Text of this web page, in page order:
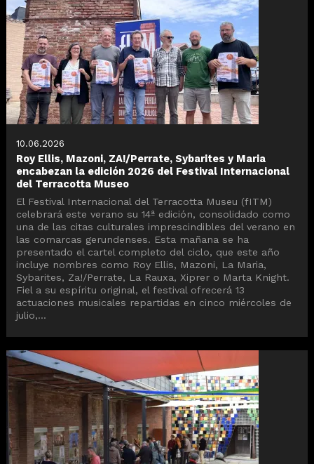
10.06.2026
Roy Ellis, Mazoni, ZA!/Perrate, Sybarites y Maria
encabezan la edición 2026 del Festival Internacional
del Terracotta Museo
El Festival Internacional del Terracotta Museu (fITM)
celebrará este verano su 14ª edición, consolidado como
una de las citas culturales imprescindibles del verano en
las comarcas gerundenses. Esta mañana se ha
presentado el cartel completo del ciclo, que este año
incluye nombres como Roy Ellis, Mazoni, La Maria,
Sybarites, Za!/Perrate, La Rauxa, Xiprer o Marta Knight.
Fiel a su espíritu original, el festival ofrecerá 13
actuaciones musicales repartidas en cinco miércoles de
julio,...